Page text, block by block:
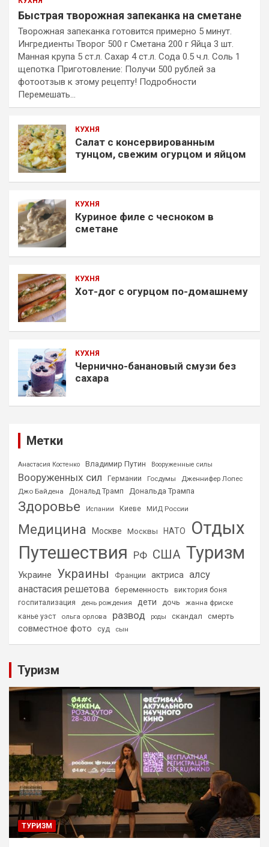
Быстрая творожная запеканка на сметане
Творожная запеканка готовится примерно 5 минут.
Ингредиенты Творог 500 г Сметана 200 г Яйца 3 шт.
Манная крупа 5 ст.л. Сахар 4 ст.л. Сода 0.5 ч.л. Соль 1
щепотка Приготовление: Получи 500 рублей за
фотоотзыв к этому рецепту! Подробности
Перемешать…
КУХНЯ
Салат с консервированным
тунцом, свежим огурцом и яйцом
КУХНЯ
Куриное филе с чесноком в
сметане
КУХНЯ
Хот-дог с огурцом по-домашнему
КУХНЯ
Чернично-банановый смузи без
сахара
Метки
Анастасия Костенко Владимир Путин Вооруженные силы
Вооруженных сил Германии Госдумы
Дженнифер Лопес
Джо Байдена
Дональд Трамп Дональда Трампа
Здоровье Испании Киеве МИД России
Медицина Москве Москвы НАТО
Отдых
Путешествия РФ США Туризм
Украине Украины Франции актриса алсу
анастасия решетова беременность
виктория боня
госпитализация
день рождения дети дочь
жанна фриске
канье уэст
ольга орлова развод роды скандал смерть
совместное фото суд сын
Туризм
ТУРИЗМ